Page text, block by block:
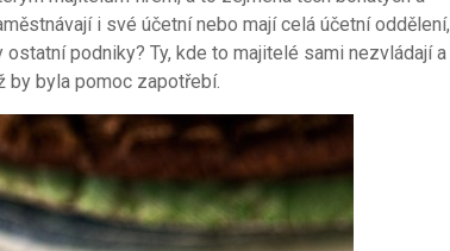
i své účetní nebo mají celá účetní oddělení,
podniky? Ty, kde to majitelé sami nezvládají a
by byla pomoc zapotřebí.